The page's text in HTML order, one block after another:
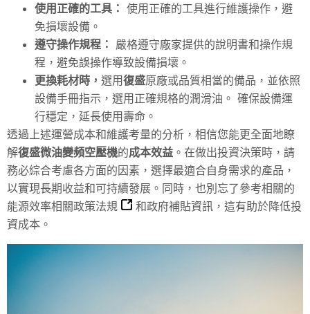
使用正確的工具： 使用正確的工具進行維護操作，避
免損壞設備。
遵守操作規程： 嚴格遵守廠家提供的說明書和操作規
程，避免誤操作導致設備損壞。
更換耗材時， 選用復盛原廠或品質相當的備品，並依照
設備手冊指示，選用正確規格的潤滑油。 確保設備運
行穩定，延長使用壽命。
透過上述運營成本和維護考量的分析，相信您能更全面地瞭
解復盛微油變頻空壓機的成本效益 。在做出投資決策時，請
務必綜合考慮各方面的因素，選擇最適合自身需求的產品，
以實現長期收益和可持續發展。同時，也別忘了參考相關的
能源效率相關政策法規
和政府補貼資訊，這有助於降低投
資成本。